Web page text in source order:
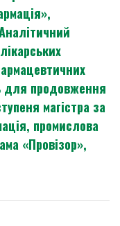
для продовження
магістра за
промислова
«Провізор»,